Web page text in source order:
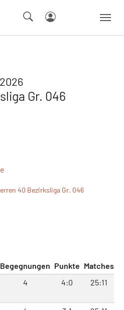
Gr. 046
40 Bezirksliga Gr. 046
Begegnungen Punkte Matches
4 4:0 25:11